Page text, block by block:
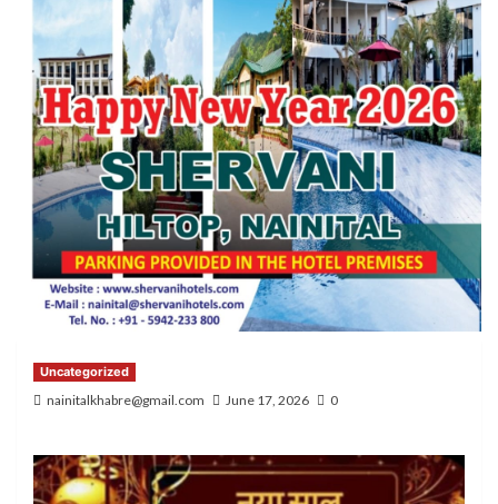
Uncategorized
nainitalkhabre@gmail.com June 17, 2026 0